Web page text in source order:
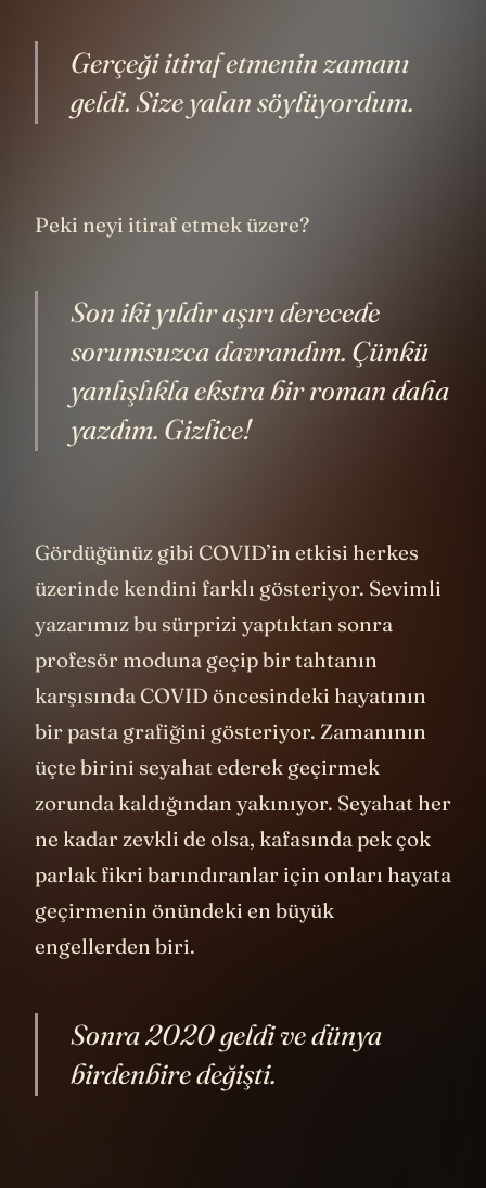
Gerçeği itiraf etmenin zamanı
geldi. Size yalan söylüyordum.
Peki neyi itiraf etmek üzere?
Son iki yıldır aşırı derecede
sorumsuzca davrandım. Çünkü
yanlışlıkla ekstra bir roman daha
yazdım. Gizlice!
Gördüğünüz gibi COVID’in etkisi herkes
üzerinde kendini farklı gösteriyor. Sevimli
yazarımız bu sürprizi yaptıktan sonra
profesör moduna geçip bir tahtanın
karşısında COVID öncesindeki hayatının
bir pasta grafiğini gösteriyor. Zamanının
üçte birini seyahat ederek geçirmek
zorunda kaldığından yakınıyor. Seyahat her
ne kadar zevkli de olsa, kafasında pek çok
parlak fikri barındıranlar için onları hayata
geçirmenin önündeki en büyük
engellerden biri.
Sonra 2020 geldi ve dünya
birdenbire değişti.